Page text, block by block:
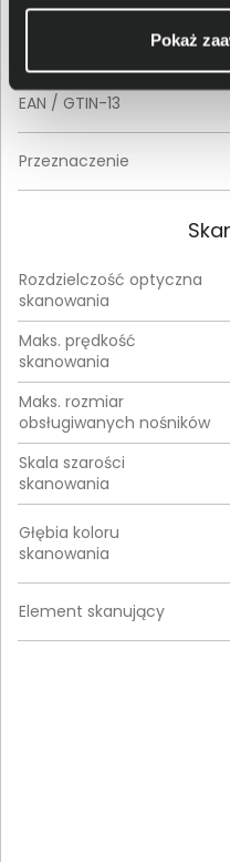
Pokaż
EAN / GTIN-13
Przeznaczenie
Rozdzielczość optyczna
skanowania
Maks. prędkość
skanowania
Maks. rozmiar
obsługiwanych nośników
Skala szarości
skanowania
Głębia koloru
skanowania
Element skanujący